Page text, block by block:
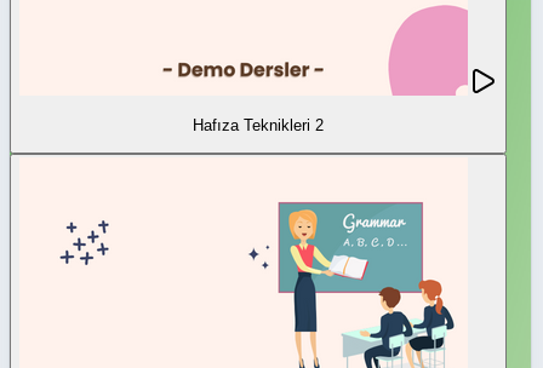
Hafıza Teknikleri 2